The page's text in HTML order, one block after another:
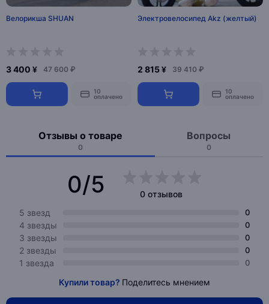
Велорикша SHUAN
3 400 ¥ 47 600 ₽
10
оплачено
Электровелосипед Akz (желтый)
2 815 ¥ 39 410 ₽
10
оплачено
Отзывы о товаре
0
Вопросы
0
0/5
0 отзывов
5 звезд
0
4 звезды 0
3 звезды 0
2 звезды 0
1 звезда 0
Купили товар? Поделитесь мнением